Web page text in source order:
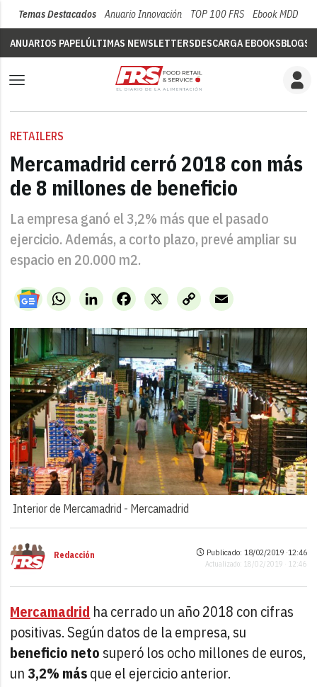
Temas Destacados Anuario Innovación TOP 100 FRS Ebook MDD
ANUARIOS PAPELÚLTIMAS NEWSLETTERSDESCARGA EBOOKSBLOGS
RETAILERS
Mercamadrid cerró 2018 con más
de 8 millones de beneficio
La empresa ganó el 3,2% más que el pasado
ejercicio. Además, a corto plazo, prevé ampliar su
espacio en 20.000 m2.
WhatsAppLinkedIn X
Facebook
Copy
Link
Email
Interior de Mercamadrid - Mercamadrid
Redacción Publicado: 18/02/2019 ·12:46
Actualizado: 18/02/2019 · 12:46
Mercamadrid ha cerrado un año 2018 con cifras
positivas. Según datos de la empresa, su
beneficio neto superó los ocho millones de euros,
un3,2% másque el ejercicio anterior.